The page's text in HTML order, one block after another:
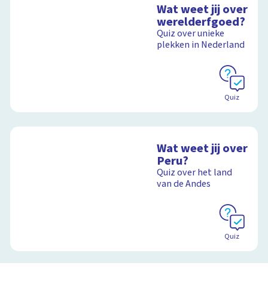
Wat weet jij over
werelderfgoed?
Quiz over unieke
plekken in Nederland
Quiz
Wat weet jij over
Peru?
Quiz over het land
van de Andes
Quiz